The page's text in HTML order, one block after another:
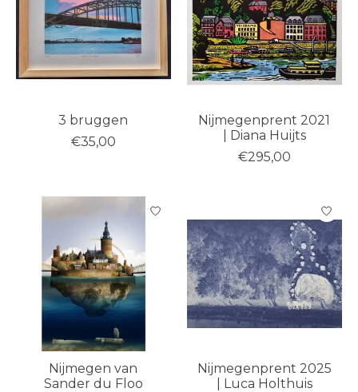
3 bruggen
€35,00
Nijmegenprent 2021
| Diana Huijts
€295,00
Nijmegen van
Sander du Floo
Nijmegenprent 2025
| Luca Holthuis